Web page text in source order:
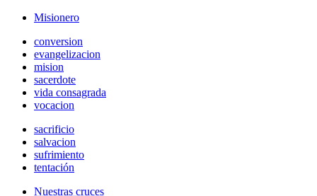
Misionero
conversion
evangelizacion
mision
sacerdote
vida consagrada
vocacion
sacrificio
salvacion
sufrimiento
tentación
Nuestras cruces